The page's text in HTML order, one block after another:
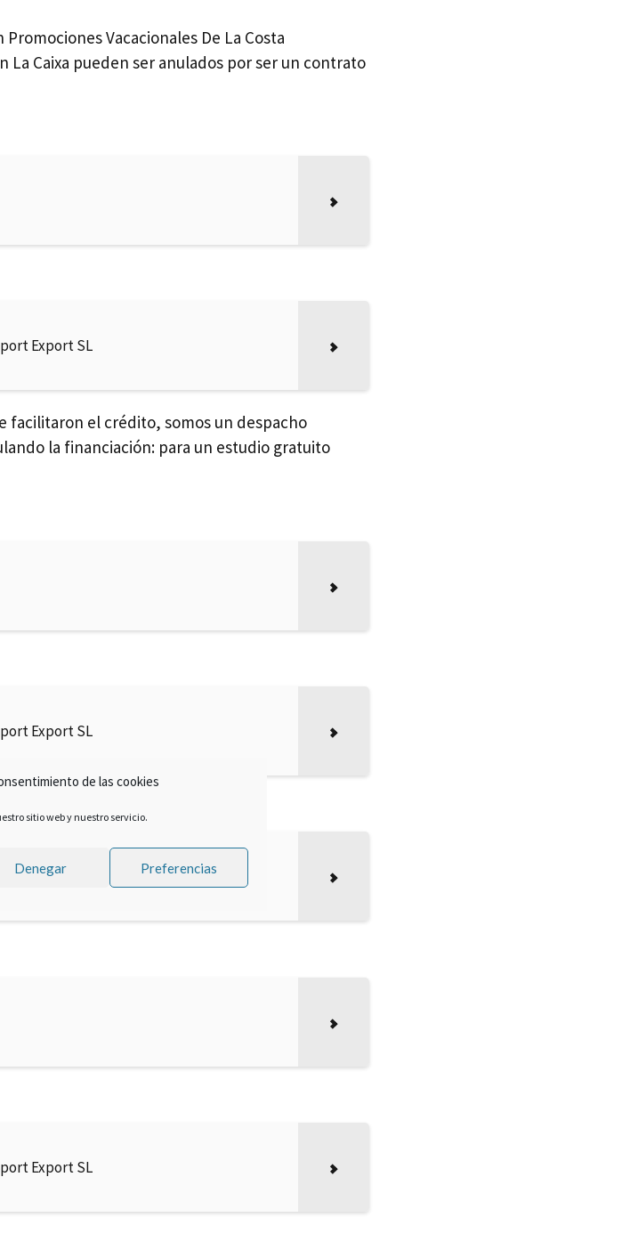
de las cookies
sitio web y nuestro servicio.
Denegar Preferencias
Vacacionales De La Costa
La Caixa pueden ser anulados por ser un contrato
Export SL
facilitaron el crédito, somos un despacho
la financiación: para un estudio gratuito
Export SL
2008
Export SL